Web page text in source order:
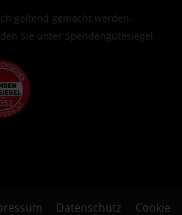
geltend gemacht werden.
Sie unter Spendengütesiegel
Datenschutz Cookie